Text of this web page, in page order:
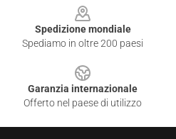
Spedizione mondiale
Spediamo in oltre 200 paesi
Garanzia internazionale
Offerto nel paese di utilizzo